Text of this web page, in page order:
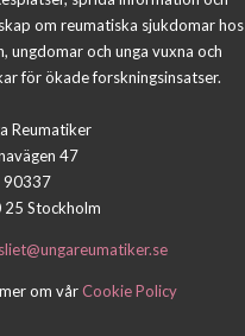
om reumatiska sjukdomar hos
ungdomar och unga vuxna och
för ökade forskningsinsatser.
Reumatiker
47
90337
25 Stockholm
om vårCookie Policy